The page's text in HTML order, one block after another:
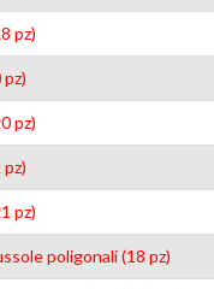
pz)
pz)
pz)
poligonali (18 pz)